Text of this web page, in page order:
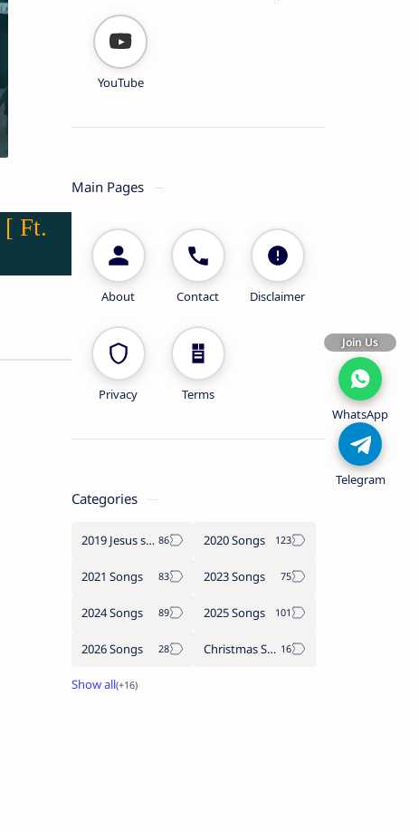
[ Ft.
Join Us
WhatsApp
Telegram
YouTube
Main Pages
About Contact Disclaimer
Privacy Terms
Categories
2019 Jesus songs 2020 Songs
2021 Songs 2023 Songs
2024 Songs 2025 Songs
2026 Songs Christmas Songs